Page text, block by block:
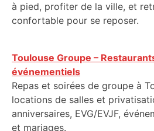
à pied, profiter de la ville, et
confortable pour se reposer.
Toulouse Groupe –
événementiels
Repas et soirées de groupe à
locations de salles et
anniversaires, EVG/EVJF,
et mariages.